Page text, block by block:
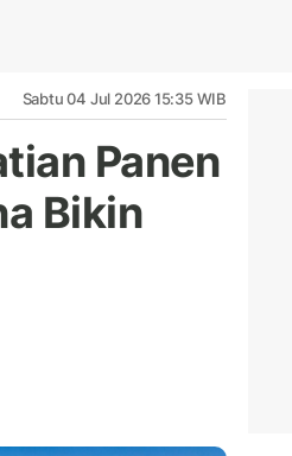
Sabtu 04 Jul 2026 15:35 WIB
Panen
Bikin